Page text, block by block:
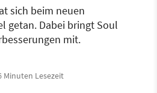
sich beim neuen
getan. Dabei bringt Soul
mit.
Minuten Lesezeit